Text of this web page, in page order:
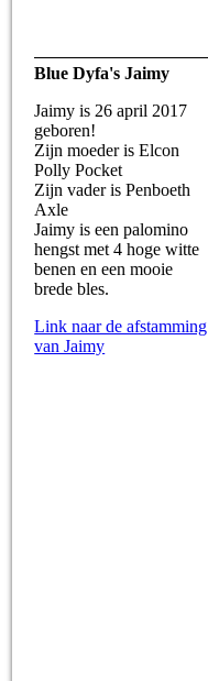
Blue Dyfa's Jaimy
Jaimy is 26 april 2017
geboren!
Zijn moeder is Elcon
Polly Pocket
Zijn vader is Penboeth
Axle
Jaimy is een palomino
hengst met 4 hoge witte
benen en een mooie
brede bles.
Link naar de afstamming
van Jaimy